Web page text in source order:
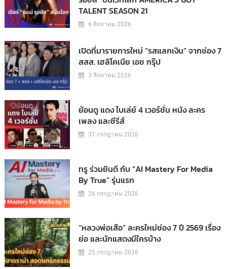
TALENT SEASON 21
6 สิงหาคม 2026
เปิดที่มารายการใหม่ “รสแลกเงิน” จากช่อง 7
สสส. เฮลิโคเนีย เอช กรุ๊ป
3 สิงหาคม 2026
ย้อนดู แดง ไบเล่ย์ 4 เวอร์ชั่น หนัง ละคร
เพลง และซีรีส์
31 กรกฎาคม 2026
ทรู ร่วมยินดี กับ “AI Mastery For Media
By True” รุ่นแรก
26 กรกฎาคม 2026
“หลวงพ่อเสือ” ละครใหม่ช่อง 7 ปี 2569 เรื่อง
ย่อ และนักแสดงมีใครบ้าง
25 กรกฎาคม 2026